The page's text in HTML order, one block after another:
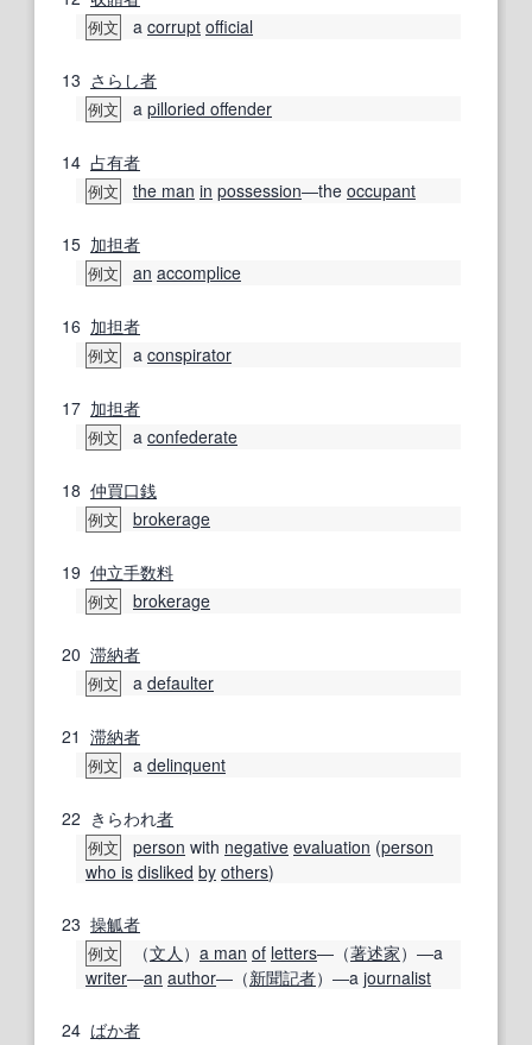
例文 a corrupt official
13 さらし者
例文 a pilloried offender
14 占有者
例文 the man in possession―the occupant
15 加担者
例文 an accomplice
16 加担者
例文 a conspirator
17 加担者
例文 a confederate
18 仲買口銭
例文 brokerage
19 仲立手数料
例文 brokerage
20 滞納者
例文 a defaulter
21 滞納者
例文 a delinquent
22 きらわれ者
例文 person with negative evaluation (person
who is disliked by others)
23 操觚者
例文 （文人 ） a man of letters―（著述家）―a
writer―an author―（新聞記者）―a journalist
24 ばか者